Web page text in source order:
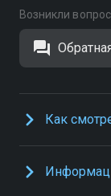
Возникли
Как